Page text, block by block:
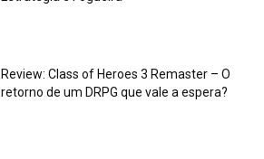
Review: Class of Heroes 3 Remaster – O
retorno de um DRPG que vale a espera?